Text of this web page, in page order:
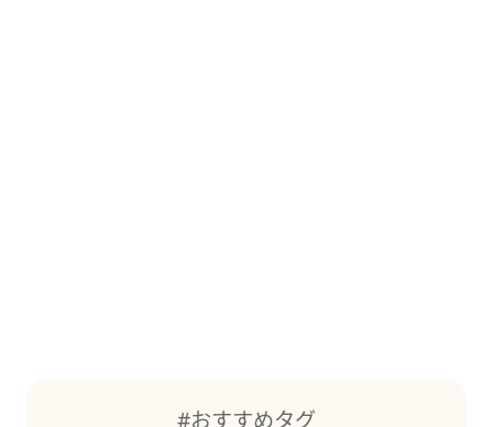
#おすすめタグ